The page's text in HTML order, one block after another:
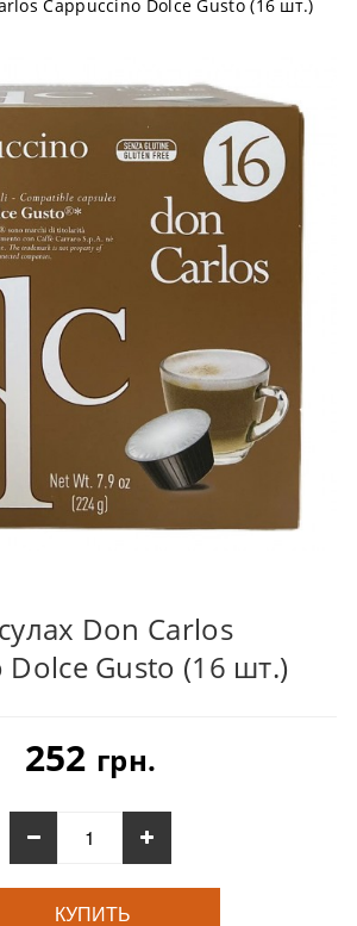
Cappuccino Dolce Gusto (16 шт.)
Don Carlos
Dolce Gusto (16 шт.)
252 грн.
КУПИТЬ